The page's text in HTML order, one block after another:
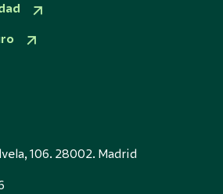
106. 28002. Madrid